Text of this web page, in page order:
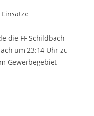
Einsätze
die FF Schildbach
um 23:14 Uhr zu
Gewerbegebiet